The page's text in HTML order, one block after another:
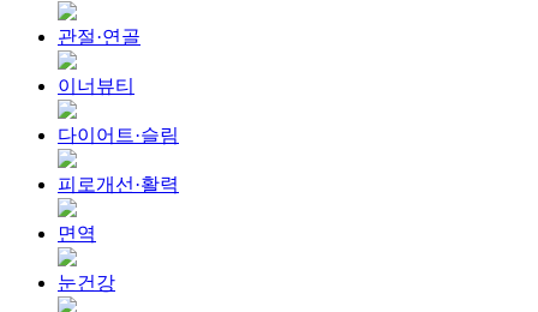
관절·연골
이너뷰티
다이어트·슬림
피로개선·활력
면역
눈건강